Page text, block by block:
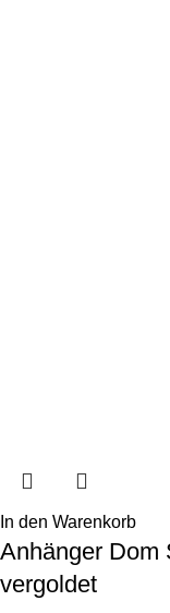
In den Warenkorb
Anhänger Dom
vergoldet